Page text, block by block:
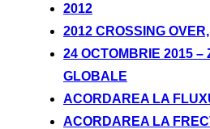
2012
2012 CROSSING
24 OCTOMBRIE 2015 –
GLOBALE
ACORDAREA LA
ACORDAREA LA